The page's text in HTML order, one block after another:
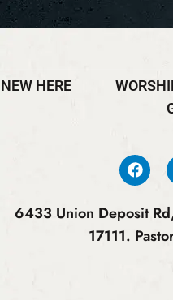
NEW HERE
6433 Union Deposit
17111.